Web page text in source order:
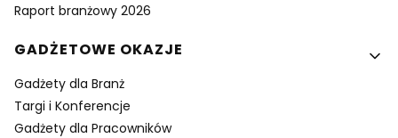
Raport branżowy 2026
GADŻETOWE OKAZJE
Gadżety dla Branż
Targi i Konferencje
Gadżety dla Pracowników